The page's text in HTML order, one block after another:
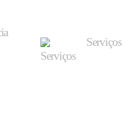
Serviços